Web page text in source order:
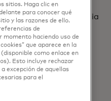
capacitación
el análisis de evidencia
investigaciones
mecánica de
Unidos en
Ejecutiva
y tiene una
sitios. Haga clic en
para conocer qué
y las razones de ello.
de
momento haciendo uso de
que aparece en la
como enlace en
Esto incluye rechazar
excepción de aquellas
para el